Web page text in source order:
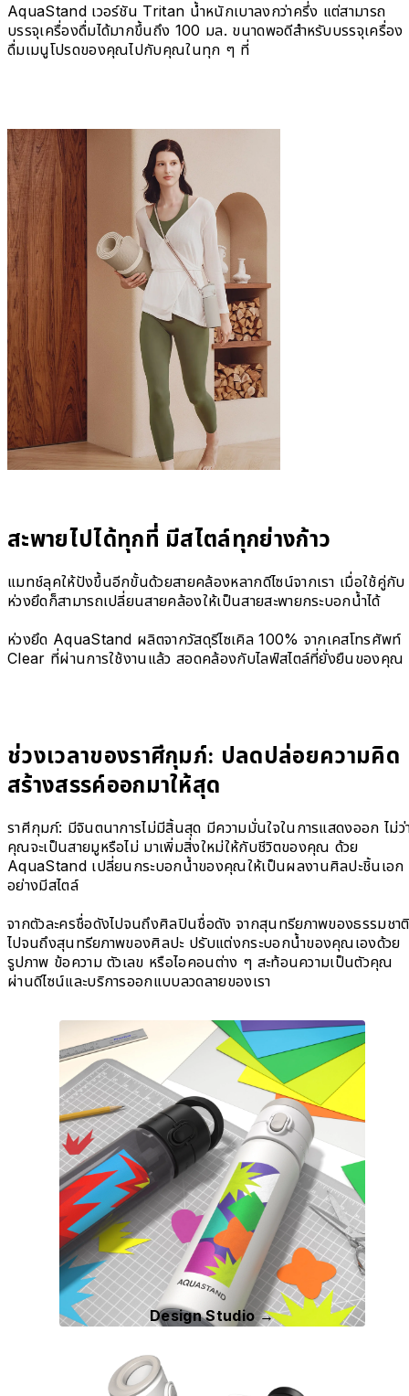
AquaStand เวอร์ชัน Tritan น้ำหนักเบาลงกว่าครึ่ง แต่สามารถ
บรรจุเครื่องดื่มได้มากขึ้นถึง 100 มล. ขนาดพอดีสำหรับบรรจุเครื่อง
ดื่มเมนูโปรดของคุณไปกับคุณในทุก ๆ ที่
สะพายไปได้ทุกที่ มีสไตล์ทุกย่างก้าว
แมทช์ลุคให้ปังขึ้นอีกขั้นด้วยสายคล้องหลากดีไซน์จากเรา เมื่อใช้คู่กับ
ห่วงยึดก็สามารถเปลี่ยนสายคล้องให้เป็นสายสะพายกระบอกน้ำได้
ห่วงยึด AquaStand ผลิตจากวัสดุรีไซเคิล 100% จากเคสโทรศัพท์
Clear ที่ผ่านการใช้งานแล้ว สอดคล้องกับไลฟ์สไตล์ที่ยั่งยืนของคุณ
ช่วงเวลาของราศีกุมภ์: ปลดปล่อยความคิด
สร้างสรรค์ออกมาให้สุด
ราศีกุมภ์: มีจินตนาการไม่มีสิ้นสุด มีความมั่นใจในการแสดงออก ไม่ว่
คุณจะเป็นสายมูหรือไม่ มาเพิ่มสิ่งใหม่ให้กับชีวิตของคุณ ด้วย
AquaStand เปลี่ยนกระบอกน้ำของคุณให้เป็นผลงานศิลปะชิ้นเอก
อย่างมีสไตล์
จากตัวละครชื่อดังไปจนถึงศิลปินชื่อดัง จากสุนทรียภาพของธรรมชาติ
ไปจนถึงสุนทรียภาพของศิลปะ ปรับแต่งกระบอกน้ำของคุณเองด้วย
รูปภาพ ข้อความ ตัวเลข หรือไอคอนต่าง ๆ สะท้อนความเป็นตัวคุณ
ผ่านดีไซน์และบริการออกแบบลวดลายของเรา
Design Studio →